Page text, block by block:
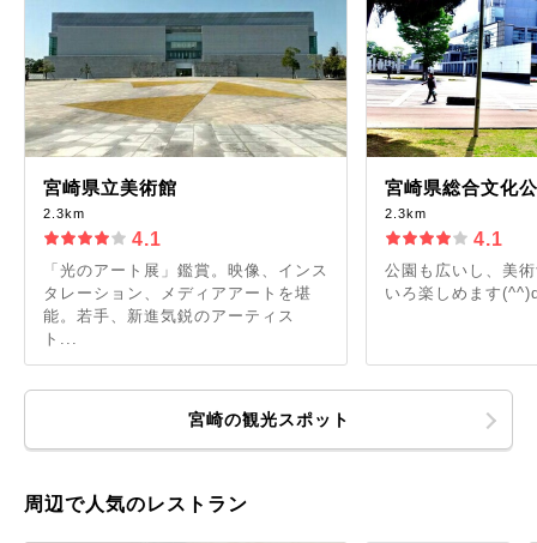
宮崎県立美術館
2.3km
4.1
「光のアート展」鑑賞。映像、インス
タレーション、メディアアートを堪
能。若手、新進気鋭のアーティス
ト...
宮崎県総合文化
2.3km
4.1
公園も広いし、美
いろ楽しめます
宮崎の観光スポット
周辺で人気のレストラン